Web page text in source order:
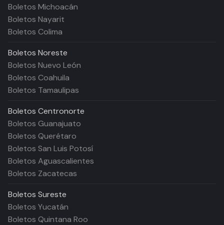
Boletos Michoacán
Boletos Nayarit
Boletos Colima
Boletos Noreste
Boletos Nuevo León
Boletos Coahuila
Boletos Tamaulipas
Boletos Centronorte
Boletos Guanajuato
Boletos Querétaro
Boletos San Luis Potosí
Boletos Aguascalientes
Boletos Zacatecas
Boletos Sureste
Boletos Yucatán
Boletos Quintana Roo